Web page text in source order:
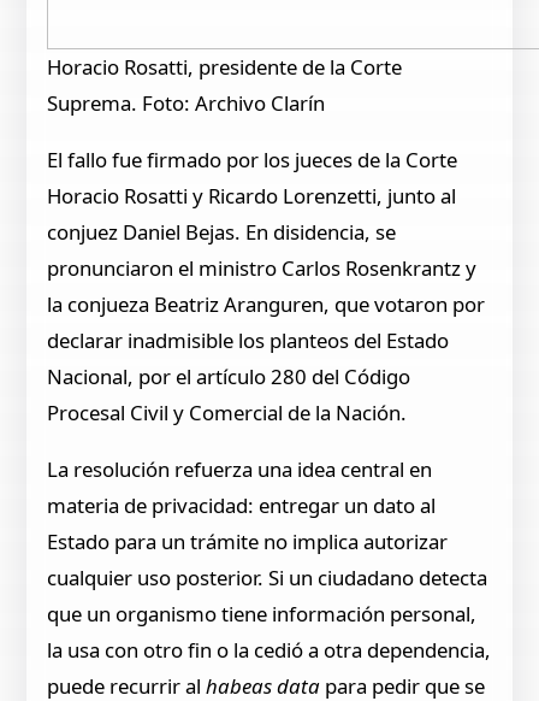
Horacio Rosatti, presidente de la Corte
Suprema. Foto: Archivo Clarín
El fallo fue firmado por los jueces de la Corte
Horacio Rosatti y Ricardo Lorenzetti, junto al
conjuez Daniel Bejas. En disidencia, se
pronunciaron el ministro Carlos Rosenkrantz y
la conjueza Beatriz Aranguren, que votaron por
declarar inadmisible los planteos del Estado
Nacional, por el artículo 280 del Código
Procesal Civil y Comercial de la Nación.
La resolución refuerza una idea central en
materia de privacidad: entregar un dato al
Estado para un trámite no implica autorizar
cualquier uso posterior. Si un ciudadano detecta
que un organismo tiene información personal,
la usa con otro fin o la cedió a otra dependencia,
puede recurrir alhabeas data para pedir que se